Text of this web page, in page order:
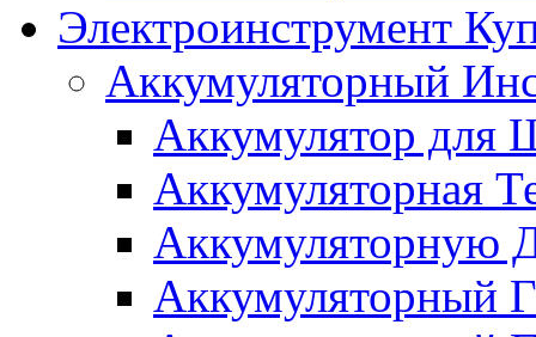
Электроинструмент
Аккумуляторный
Аккумулятор для
Аккумуляторная
Аккумуляторную
Аккумуляторный